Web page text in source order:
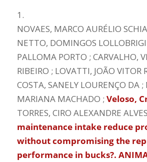
1.
NOVAES, MARCO AURÉLIO
NETTO, DOMINGOS
PALLOMA PORTO ; CARVALHO,
RIBEIRO ; LOVATTI, JOÃO VITOR
COSTA, SANELY LOURENÇO DA ;
MARIANA MACHADO ; Veloso,
TORRES, CIRO ALEXANDRE
maintenance intake reduce
without compromising the
performance in bucks?.